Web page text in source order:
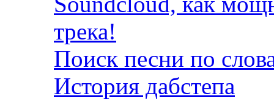
трека!
Поиск песни по
История дабстепа